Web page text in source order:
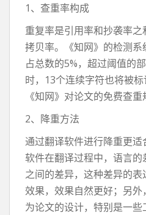
1、查重率构成
重复率是引用率和抄袭率
拷贝率。《知网》的检测系
占总数的5%，超过阈值的
时，13个连续字符也将被
《知网》对论文的免费查重
2、降重方法
通过翻译软件进行降重更
软件在翻译过程中，语言
之间的差异，这种差异的
效果，效果自然更好；另
为论文的设计，特别是一